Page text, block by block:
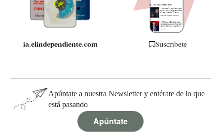
Especificaciones
ia.elindependiente.com Suscríbete
Apúntate a nuestra Newsletter y entérate de lo que
está pasando
Apúntate